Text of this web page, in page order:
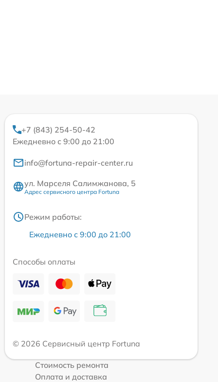
+7 (843) 254-50-42
Ежедневно с 9:00 до 21:00
info@fortuna-repair-center.ru
ул. Марселя Салимжанова, 5
Адрес сервисного центра Fortuna
Режим работы:
Ежедневно с 9:00 до 21:00
Способы оплаты
© 2026 Сервисный центр Fortuna
Стоимость ремонта
Оплата и доставка